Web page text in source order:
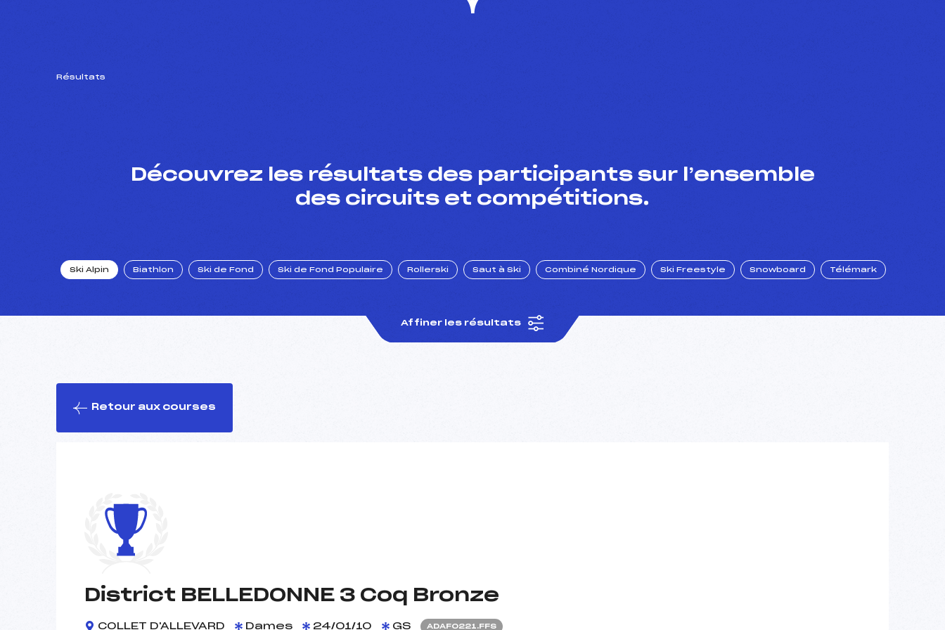
Résultats
Découvrez les résultats des participants sur l’ensemble
des circuits et compétitions.
Ski Alpin Biathlon Ski de Fond Ski de Fond Populaire Rollerski Saut à Ski Combiné Nordique Ski Freestyle Snowboard Télémark
Affiner les résultats
Retour aux courses
District BELLEDONNE 3 Coq Bronze
COLLET D'ALLEVARD Dames 24/01/10 GS ADAF0221.FFS